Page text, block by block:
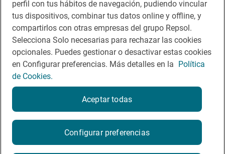
Política de cookies
Política de privacidad
perfil con tus hábitos de navegación, pudiendo vincular
tus dispositivos, combinar tus datos online y offline, y
compartirlos con otras empresas del grupo Repsol.
Selecciona Solo necesarias para rechazar las cookies
opcionales. Puedes gestionar o desactivar estas cookies
en Configurar preferencias. Más detalles en la Política
de Cookies.
Configurar preferencias
Aceptar todas